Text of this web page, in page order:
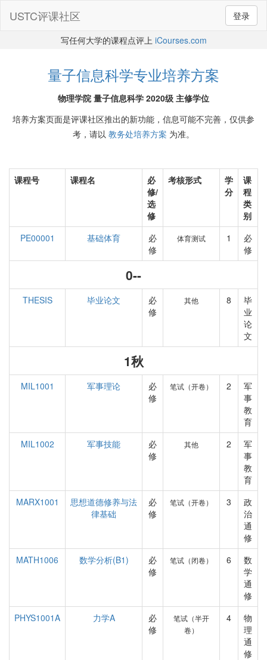
登录
USTC评课社区
写任何大学的课程点评上 iCourses.com
量子信息科学专业培养方案
物理学院 量子信息科学 2020级 主修学位
培养方案页面是评课社区推出的新功能，信息可能不完善，仅供参
考，请以 教务处培养方案 为准。
课程号 课程名
必
修/
选
修
考核形式
学
分
课
程
类
别
PE00001
基础体育
必
修
体育测试 1
必
修
0--
THESIS 毕业论文
必
修
其他 8
毕
业
论
文
1秋
MIL1001 军事理论
必
修
笔试（开卷） 2
军
事
教
育
MIL1002
军事技能
必
修
其他 2
军
事
教
育
MARX1001
思想道德修养与法
律基础
必
修
笔试（开卷） 3
政
治
通
修
MATH1006
数学分析(B1)
必
修
笔试（闭卷） 6
数
学
通
修
PHYS1001A
力学A
必
修
笔试（半开
卷）
4
物
理
通
修